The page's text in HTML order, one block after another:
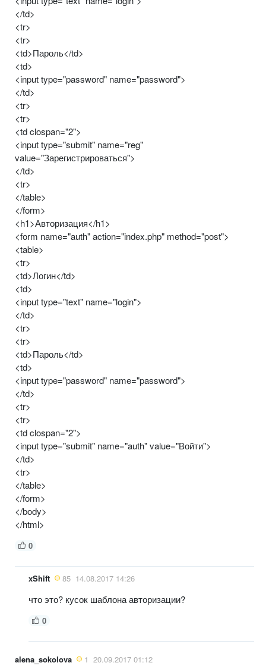
</td>
<tr>
<tr>
<td>Пароль</td>
<td>
<input type="password" name="password">
</td>
<tr>
<tr>
<td clospan="2">
<input type="submit" name="reg"
value="Зарегистрироваться">
</td>
<tr>
</table>
</form>
<h1>Авторизация</h1>
<form name="auth" action="index.php" method="post">
<table>
<tr>
<td>Логин</td>
<td>
<input type="text" name="login">
</td>
<tr>
<tr>
<td>Пароль</td>
<td>
<input type="password" name="password">
</td>
<tr>
<tr>
<td clospan="2">
<input type="submit" name="auth" value="Войти">
</td>
<tr>
</table>
</form>
</body>
</html>
0
xShift 85 14.08.2017 14:26
что это? кусок шаблона авторизации?
0
alena_sokolova 1 20.09.2017 01:12